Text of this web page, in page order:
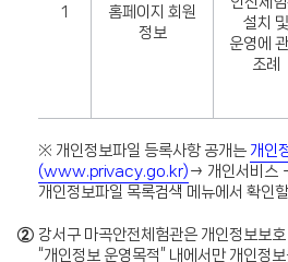
1
홈페이지 회원
정보
설치 및
운영에
조례
※ 개인정보파일 등록사항 공개는 개인
(www.privacy.go.kr)→ 개인서비스
개인정보파일 목록검색 메뉴에서 확인
② 강서구 마곡안전체험관은 개인정보보
“개인정보 운영목적” 내에서만 개인정